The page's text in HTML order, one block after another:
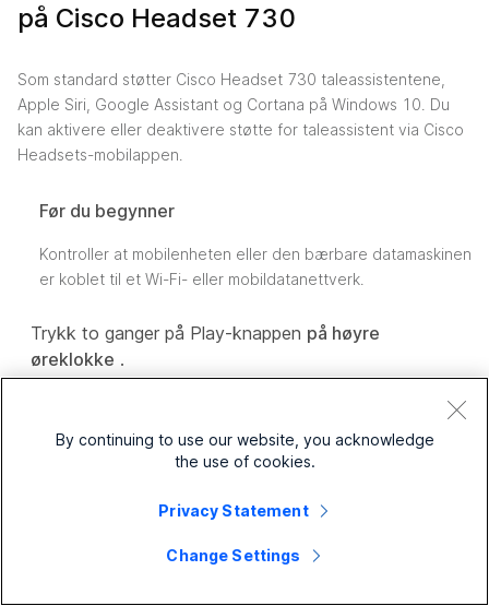
på Cisco Headset 730
Som standard støtter Cisco Headset 730 taleassistentene,
Apple Siri, Google Assistant og Cortana på Windows 10. Du
kan aktivere eller deaktivere støtte for taleassistent via Cisco
Headsets-mobilappen.
Før du begynner
Kontroller at mobilenheten eller den bærbare datamaskinen
er koblet til et Wi-Fi- eller mobildatanettverk.
Trykk to ganger på Play-knappen på høyre
øreklokke .
By continuing to use our website, you acknowledge
the use of cookies.
Privacy Statement
Change Settings